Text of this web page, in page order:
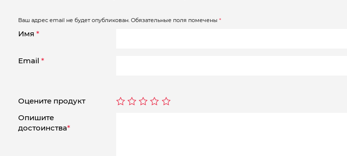
Ваш адрес email не будет опубликован. Обязательные поля помечены *
Имя *
Email *
Оцените продукт
Опишите
достоинства*